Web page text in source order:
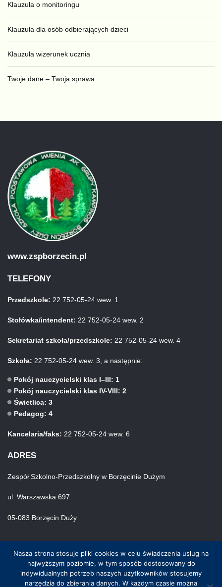
Klauzula o monitoringu
Klauzula dla osób odbierających dzieci
Klauzula wizerunek ucznia
Twoje dane – Twoja sprawa
www.zspborzecin.pl
TELEFONY
Przedszkole: 22 752-05-24 wew. 1
Stołówka/intendent: 22 752-05-24 wew. 2
Sekretariat szkoła/przedszkole: 22 752-05-24 wew. 4
Szkoła: 22 752-05-24 wew. 3, a następnie:
Pokój nauczycielski klas I–III: 1
Pokój nauczycielski klas IV-VIII: 2
Świetlica: 3
Pedagog: 4
Kancelaria/faks: 22 752-05-24 wew. 6
ADRES
Zespół Szkolno-Przedszkolny w Borzęcinie Dużym
ul. Warszawska 697
05-083 Borzęcin Duży
© Wszystkie prawa zastrzeżone. Hosting i wykonanie skynet.net.pl
Nasza strona stosuje pliki cookies w celu świadczenia usług na
najwyższym poziomie, w tym sposób dostosowany do
indywidualnych potrzeb naszych użytkowników stosujemy
narzędzia do zbierania danych. W każdym czasie można